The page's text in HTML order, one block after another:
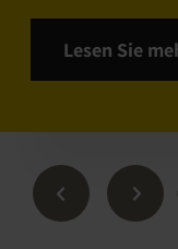
mit einem
AI Agent
Lesen Sie